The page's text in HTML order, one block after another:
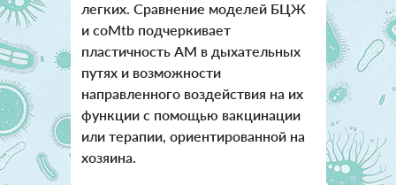
легких. Сравнение моделей БЦЖ
и coMtb подчеркивает
пластичность АМ в дыхательных
путях и возможности
направленного воздействия на их
функции с помощью вакцинации
или терапии, ориентированной на
хозяина.